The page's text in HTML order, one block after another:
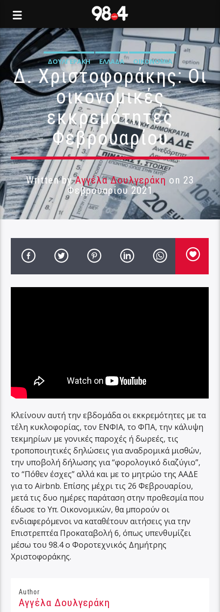
ΔΟΥΛΓΕΡΆΚΗ ΕΛΛΆΔΑ ΟΙΚΟΝΟΜΊΑ
Δ. Χριστοφοράκης: Οι
οικονομικές
εκκρεμότητες
Φεβρουαρίου
Written byΑγγέλα Δουλγεράκη on 23
Φεβρουαρίου 2021
Κλείνουν αυτή την εβδομάδα οι εκκρεμότητες με τα
τέλη κυκλοφορίας, τον ΕΝΦΙΑ, το ΦΠΑ, την κάλυψη
τεκμηρίων με γονικές παροχές ή δωρεές, τις
τροποποιητικές δηλώσεις για αναδρομικά μισθών,
την υποβολή δήλωσης για “φορολογικό διαζύγιο”,
το “Πόθεν έσχες” αλλά και με το μητρώο της ΑΑΔΕ
για το Airbnb. Επίσης μέχρι τις 26 Φεβρουαρίου,
μετά τις δυο ημέρες παράταση στην προθεσμία που
έδωσε το Υπ. Οικονομικών, θα μπορούν οι
ενδιαφερόμενοι να καταθέτουν αιτήσεις για την
Επιστρεπτέα Προκαταβολή 6, όπως υπενθυμίζει
μέσω του 98.4 ο Φοροτεχνικός Δημήτρης
Χριστοφοράκης.
Author
Αγγέλα Δουλγεράκη